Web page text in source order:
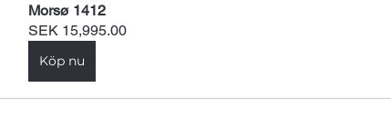
Morsø 1412
SEK 15,995.00
Köp nu